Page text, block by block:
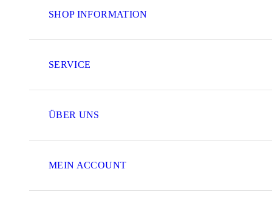
SHOP INFORMATION
SERVICE
ÜBER UNS
MEIN ACCOUNT